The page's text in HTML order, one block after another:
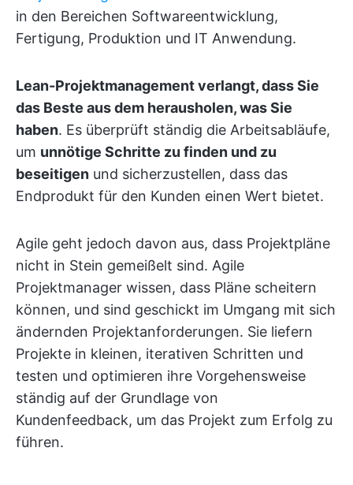
in den Bereichen Softwareentwicklung,
Fertigung, Produktion und IT Anwendung.
Lean-Projektmanagement verlangt, dass Sie
das Beste aus dem herausholen, was Sie
haben. Es überprüft ständig die Arbeitsabläufe,
um unnötige Schritte zu finden und zu
beseitigen und sicherzustellen, dass das
Endprodukt für den Kunden einen Wert bietet.
Agile geht jedoch davon aus, dass Projektpläne
nicht in Stein gemeißelt sind. Agile
Projektmanager wissen, dass Pläne scheitern
können, und sind geschickt im Umgang mit sich
ändernden Projektanforderungen. Sie liefern
Projekte in kleinen, iterativen Schritten und
testen und optimieren ihre Vorgehensweise
ständig auf der Grundlage von
Kundenfeedback, um das Projekt zum Erfolg zu
führen.